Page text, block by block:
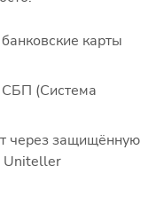
карты
СБП (Система
через защищённую
Uniteller